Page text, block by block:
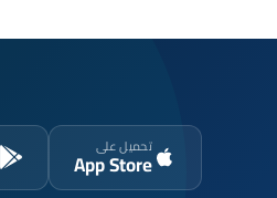
تحميل على
App Store